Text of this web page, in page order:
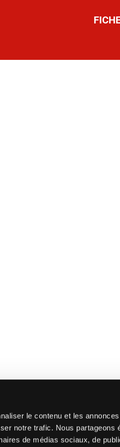
le contenu et les
notre trafic. Nous partageons
de médias sociaux, de